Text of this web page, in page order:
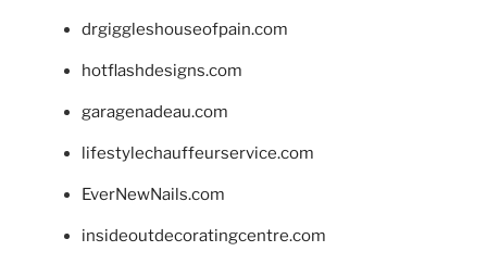
drgiggleshouseofpain.com
hotflashdesigns.com
garagenadeau.com
lifestylechauffeurservice.com
EverNewNails.com
insideoutdecoratingcentre.com